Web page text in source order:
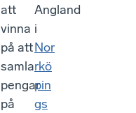
att
vinna
på att
samla
pengar
på
Angland
i
Nor
rkö
pin
gs